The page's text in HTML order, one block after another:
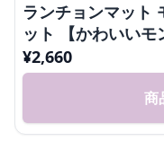
ランチョンマット
ット 【かわいいモ
¥2,660
商